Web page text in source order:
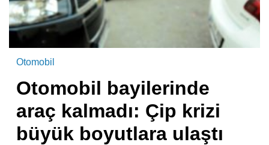
Otomobil
Otomobil bayilerinde
araç kalmadı: Çip krizi
büyük boyutlara ulaştı